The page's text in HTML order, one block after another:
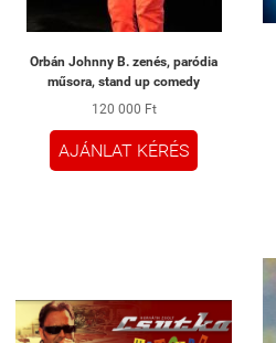
Orbán Johnny B. zenés, paródia
műsora, stand up comedy
120 000 Ft
AJÁNLAT KÉRÉS